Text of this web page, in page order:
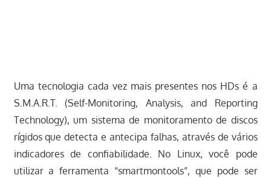
Uma tecnologia cada vez mais presentes nos HDs é a
S.M.A.R.T. (Self-Monitoring, Analysis, and Reporting
Technology), um sistema de monitoramento de discos
rígidos que detecta e antecipa falhas, através de vários
indicadores de confiabilidade. No Linux, você pode
utilizar a ferramenta “smartmontools”, que pode ser